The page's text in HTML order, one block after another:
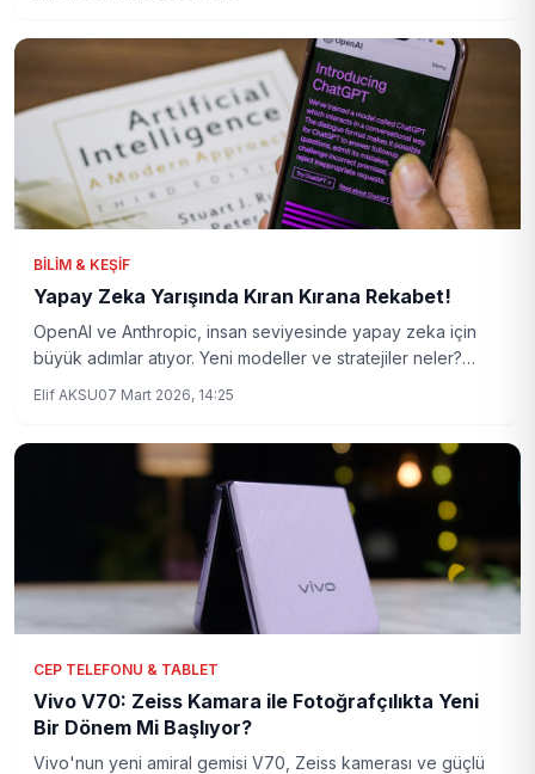
BILIM & KEŞIF
Yapay Zeka Yarışında Kıran Kırana Rekabet!
OpenAI ve Anthropic, insan seviyesinde yapay zeka için
büyük adımlar atıyor. Yeni modeller ve stratejiler neler?
Elif AKSU07 Mart 2026, 14:25
CEP TELEFONU & TABLET
Vivo V70: Zeiss Kamara ile Fotoğrafçılıkta Yeni
Bir Dönem Mi Başlıyor?
Vivo'nun yeni amiral gemisi V70, Zeiss kamerası ve güçlü